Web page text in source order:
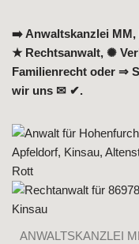
➡️ Anwaltskanzlei MM,
★ Rechtsanwalt, ✺
Familienrecht oder ⇒
wir uns ✉ ✔.
ANWALTSKANZLEI